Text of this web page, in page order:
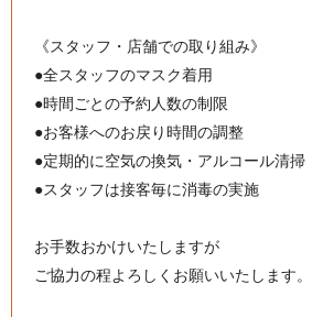
《スタッフ・店舗での取り組み》
●全スタッフのマスク着用
●時間ごとの予約人数の制限
●お客様へのお戻り時間の調整
●定期的に空気の換気・アルコール清掃
●スタッフは接客毎に消毒の実施
お手数おかけいたしますが
ご協力の程よろしくお願いいたします。